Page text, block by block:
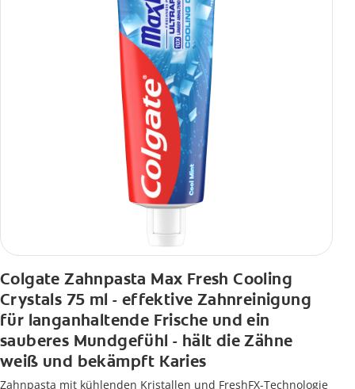
Colgate Zahnpasta Max Fresh Cooling
Crystals 75 ml - effektive Zahnreinigung
für langanhaltende Frische und ein
sauberes Mundgefühl - hält die Zähne
weiß und bekämpft Karies
Zahnpasta mit kühlenden Kristallen und FreshFX-Technologie